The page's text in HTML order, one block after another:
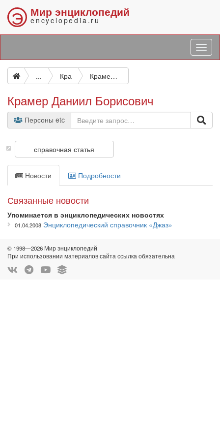
Э Мир энциклопедий
encyclopedia.ru
... Кра Крамер Даниил Борисович
Крамер Даниил Борисович
Персоны etc
справочная статья
Новости Подробности
Связанные новости
Упоминается в энциклопедических новостях
01.04.2008 Энциклопедический справочник «Джаз»
© 1998—2026 Мир энциклопедий
При использовании материалов сайта ссылка обязательна